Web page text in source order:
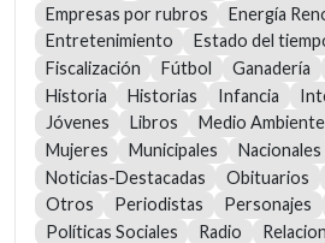
Empresas por rubros
Energía
Entretenimiento
Estado del
Fiscalización
Fútbol Ganadería
Historia
Historias Infancia
Jóvenes
Libros Medio Ambiente
Mujeres
Municipales Nacionales
Noticias-Destacadas
Obituarios
Otros
Periodistas Personajes
Políticas Sociales
Radio